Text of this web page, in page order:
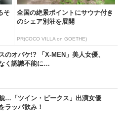
そ
全国の絶景ポイントにサウナ付き
のシェア別荘を展開
PR(COCO VILLA on GOETHE)
のオバケ!? 「X-MEN」美人女優、
く認識不能に…
…「ツイン・ピークス」出演女優
ラッパ飲み！